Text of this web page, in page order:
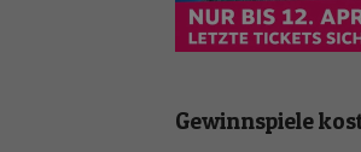
Gewinnspiele